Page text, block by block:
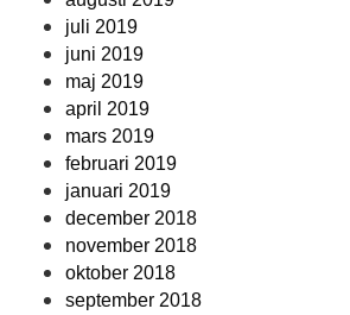
juli 2019
juni 2019
maj 2019
april 2019
mars 2019
februari 2019
januari 2019
december 2018
november 2018
oktober 2018
september 2018